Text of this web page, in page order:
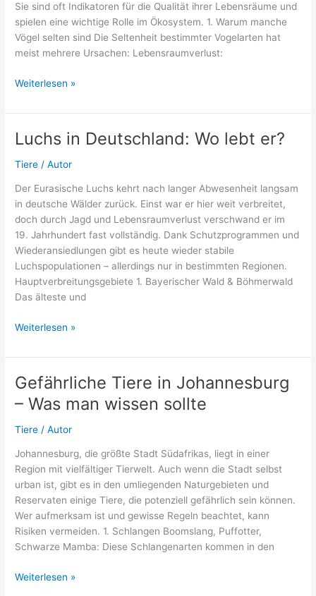
Sie sind oft Indikatoren für die Qualität ihrer Lebensräume und
spielen eine wichtige Rolle im Ökosystem. 1. Warum manche
Vögel selten sind Die Seltenheit bestimmter Vogelarten hat
meist mehrere Ursachen: Lebensraumverlust:
Seltene
in
–
Arten,
und
Schutz
Weiterlesen »
Luchs in Deutschland: Wo lebt er?
Tiere /Autor
Der Eurasische Luchs kehrt nach langer Abwesenheit langsam
in deutsche Wälder zurück. Einst war er hier weit verbreitet,
doch durch Jagd und Lebensraumverlust verschwand er im
19. Jahrhundert fast vollständig. Dank Schutzprogrammen und
Wiederansiedlungen gibt es heute wieder stabile
Luchspopulationen – allerdings nur in bestimmten Regionen.
Hauptverbreitungsgebiete 1. Bayerischer Wald & Böhmerwald
Das älteste und
Luchs
Deutschland:
lebt
er?
Weiterlesen »
Gefährliche Tiere in Johannesburg
– Was man wissen sollte
Tiere /Autor
Johannesburg, die größte Stadt Südafrikas, liegt in einer
Region mit vielfältiger Tierwelt. Auch wenn die Stadt selbst
urban ist, gibt es in den umliegenden Naturgebieten und
Reservaten einige Tiere, die potenziell gefährlich sein können.
Wer aufmerksam ist und gewisse Regeln beachtet, kann
Risiken vermeiden. 1. Schlangen Boomslang, Puffotter,
Schwarze Mamba: Diese Schlangenarten kommen in den
Gefährliche
Weiterlesen »